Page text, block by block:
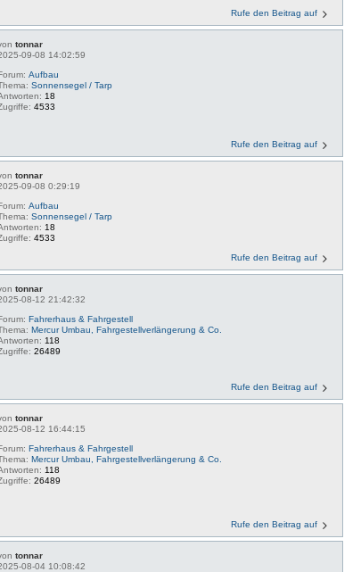
Rufe den Beitrag auf
tonnar
09-08 14:02:59
Aufbau
Sonnensegel / Tarp
18
4533
Rufe den Beitrag auf
tonnar
09-08 0:29:19
Aufbau
Sonnensegel / Tarp
18
4533
Rufe den Beitrag auf
tonnar
08-12 21:42:32
Fahrerhaus & Fahrgestell
Mercur Umbau, Fahrgestellverlängerung & Co.
118
26489
Rufe den Beitrag auf
tonnar
08-12 16:44:15
Fahrerhaus & Fahrgestell
Mercur Umbau, Fahrgestellverlängerung & Co.
118
26489
Rufe den Beitrag auf
tonnar
08-04 10:08:42